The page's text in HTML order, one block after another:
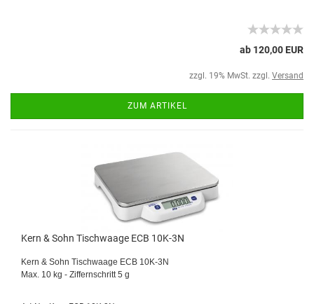
ab 120,00 EUR
zzgl. 19% MwSt. zzgl. Versand
ZUM ARTIKEL
Kern & Sohn Tischwaage ECB 10K-3N
Kern & Sohn Tischwaage ECB 10K-3N
Max. 10 kg - Ziffernschritt 5 g